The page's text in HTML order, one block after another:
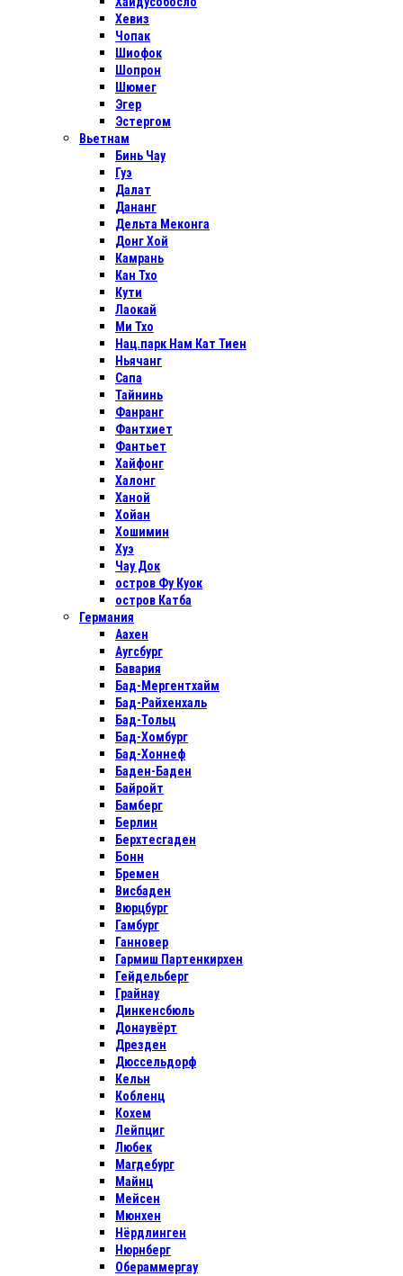
Хевиз
Чопак
Шиофок
Шопрон
Шюмег
Эгер
Эстергом
Вьетнам
Бинь Чау
Гуэ
Далат
Дананг
Дельта Меконга
Донг Хой
Камрань
Кан Тхо
Кути
Лаокай
Ми Тхо
Нац.парк Нам Кат Тиен
Ньячанг
Сапа
Тайнинь
Фанранг
Фантхиет
Фантьет
Хайфонг
Халонг
Ханой
Хойан
Хошимин
Хуэ
Чау Док
остров Фу Куок
остров Катба
Германия
Аахен
Аугсбург
Бавария
Бад-Мергентхайм
Бад-Райхенхаль
Бад-Тольц
Бад-Хомбург
Бад-Хоннеф
Баден-Баден
Байройт
Бамберг
Берлин
Берхтесгаден
Бонн
Бремен
Висбаден
Вюрцбург
Гамбург
Ганновер
Гармиш Партенкирхен
Гейдельберг
Грайнау
Динкенсбюль
Донаувёрт
Дрезден
Дюссельдорф
Кельн
Кобленц
Кохем
Лейпциг
Любек
Магдебург
Майнц
Мейсен
Мюнхен
Нёрдлинген
Нюрнберг
Обераммергау